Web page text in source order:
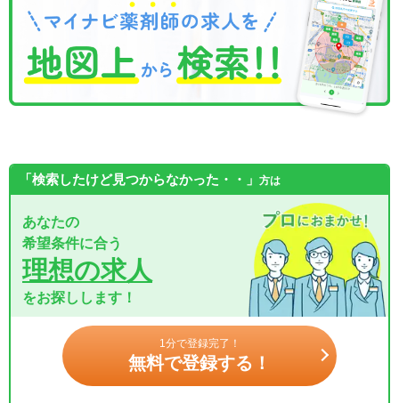
「検索したけど見つからなかった・・」 方は
あなたの
希望条件に合う
理想の求人
をお探しします！
1分で登録完了！
無料で登録する！